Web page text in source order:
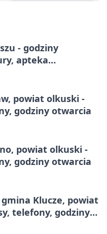
- godziny
apteka
powiat olkuski -
godziny otwarcia
powiat olkuski -
godziny otwarcia
Klucze, powiat
telefony, godziny